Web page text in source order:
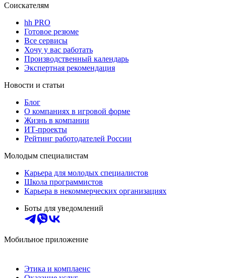
Соискателям
hh PRO
Готовое резюме
Все сервисы
Хочу у вас работать
Производственный календарь
Экспертная рекомендация
Новости и статьи
Блог
О компаниях в игровой форме
Жизнь в компании
ИТ-проекты
Рейтинг работодателей России
Молодым специалистам
Карьера для молодых специалистов
Школа программистов
Карьера в некоммерческих организациях
Боты для уведомлений
Мобильное приложение
Этика и комплаенс